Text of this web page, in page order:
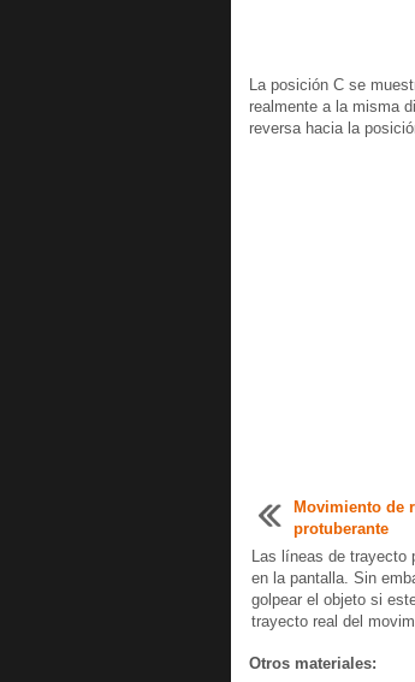
La posición C se
realmente a la misma
reversa hacia la
Movimiento de
protuberante
Las líneas de trayecto
en la pantalla. Sin
golpear el objeto si
trayecto real del
Otros materiales: